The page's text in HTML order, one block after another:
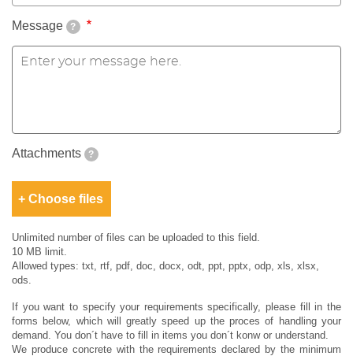
Message ?
Attachments ?
Choose files
Unlimited number of files can be uploaded to this field.
10 MB limit.
Allowed types: txt, rtf, pdf, doc, docx, odt, ppt, pptx, odp, xls, xlsx,
ods.
If you want to specify your requirements specifically, please fill in the
forms below, which will greatly speed up the proces of handling your
demand. You don´t have to fill in items you don´t konw or understand.
We produce concrete with the requirements declared by the minimum